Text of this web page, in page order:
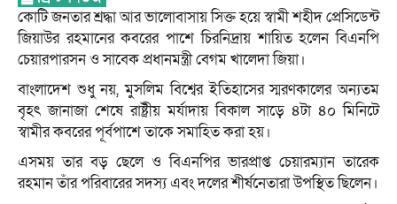
কোটি জনতার শ্রদ্ধা আর ভালোবাসায় সিক্ত হয়ে স্বামী শহীদ প্রেসিডেন্ট
জিয়াউর রহমানের কবরের পাশে চিরনিদ্রায় শায়িত হলেন বিএনপি
চেয়ারপারসন ও সাবেক প্রধানমন্ত্রী বেগম খালেদা জিয়া।
বাংলাদেশ শুধু নয়, মুসলিম বিশ্বের ইতিহাসের স্মরণকালের অন্যতম
বৃহৎ জানাজা শেষে রাষ্ট্রীয় মর্যাদায় বিকাল সাড়ে ৪টা ৪০ মিনিটে
স্বামীর কবরের পূর্বপাশে তাকে সমাহিত করা হয়।
এসময় তার বড় ছেলে ও বিএনপির ভারপ্রাপ্ত চেয়ারম্যান তারেক
রহমান তাঁর পরিবারের সদস্য এবং দলের শীর্ষনেতারা উপস্থিত ছিলেন।